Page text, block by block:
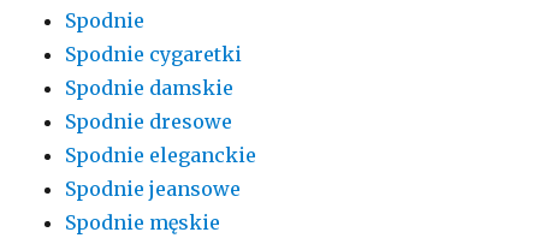
Spodnie
Spodnie cygaretki
Spodnie damskie
Spodnie dresowe
Spodnie eleganckie
Spodnie jeansowe
Spodnie męskie